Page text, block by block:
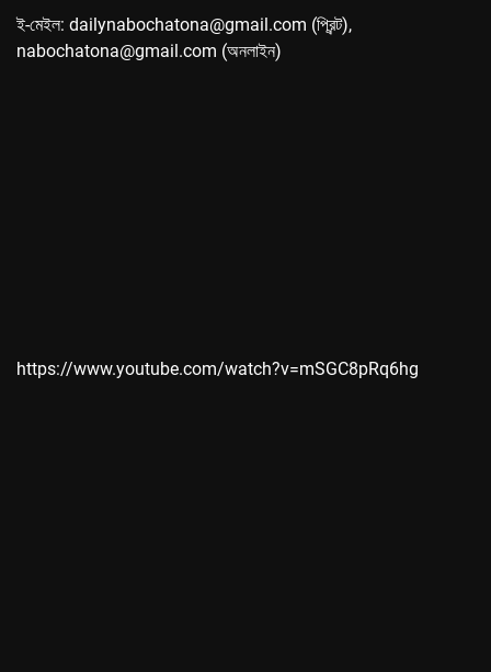
ই-মেইল: dailynabochatona@gmail.com (প্রিন্ট),
nabochatona@gmail.com (অনলাইন)
https://www.youtube.com/watch?v=mSGC8pRq6hg